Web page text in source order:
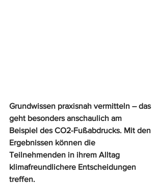
Grundwissen praxisnah vermitteln – das
geht besonders anschaulich am
Beispiel des CO2-Fußabdrucks. Mit den
Ergebnissen können die
Teilnehmenden in ihrem Alltag
klimafreundlichere Entscheidungen
treffen.